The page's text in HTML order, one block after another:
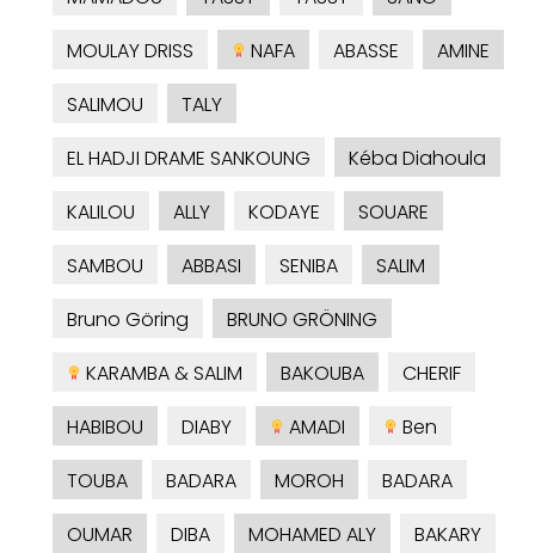
MOULAY DRISS
NAFA ABASSE
AMINE
SALIMOU
TALY
EL HADJI DRAME SANKOUNG
Kéba Diahoula
KALILOU
ALLY KODAYE
SOUARE
SAMBOU
ABBASI SENIBA
SALIM
Bruno Göring
BRUNO GRÖNING
KARAMBA & SALIM
BAKOUBA
CHERIF
HABIBOU
DIABY AMADI
Ben
TOUBA
BADARA MOROH
BADARA
OUMAR
DIBA MOHAMED ALY
BAKARY